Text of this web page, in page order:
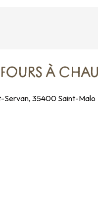
FOURS À
Servan, 35400 Saint-Malo